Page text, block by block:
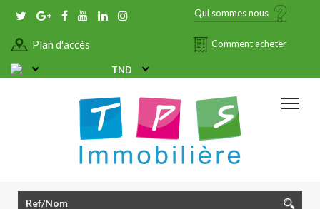
Qui sommes nous
Plan d'accès Comment acheter
TND